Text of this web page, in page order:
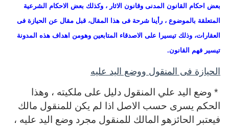
بعض احكام القانون المدنى وقانون الاثار ، وكذلك بعض الاحكام الشرعية
المتعلقة بالموضوع ، رأينا شرحة فى هذا المقال، قبل مقال عن الحيازة فى
العقارات، وذلك تيسيرا على الاصدقاء المتابعين وهومن اهداف هذه المدونة
تيسير فهم القانون.
الحيازة فى المنقول ووضع اليد عليه
* وضع اليد علي المنقول دليل على ملكيته ، وهذا
الحكم يسرى حسب الاصل اذا لم يكن للمنقول مالك
فيعتبر الحائزهو المالك للمنقول مجرد وضع اليد عليه ،